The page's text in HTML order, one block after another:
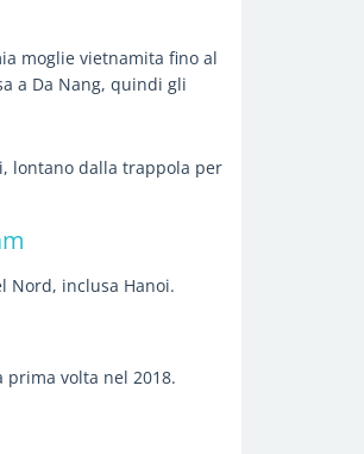
moglie vietnamita fino al
a Da Nang, quindi gli
lontano dalla trappola per
Nord, inclusa Hanoi.
volta nel 2018.